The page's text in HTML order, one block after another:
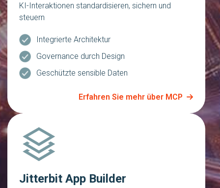
KI-Interaktionen standardisieren, sichern und
steuern
Integrierte Architektur
Governance durch Design
Geschützte sensible Daten
Erfahren Sie mehr über MCP
Jitterbit App Builder